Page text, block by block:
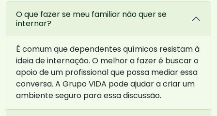
O que fazer se meu familiar não quer se
internar?
É comum que dependentes químicos resistam à
ideia de internação. O melhor a fazer é buscar o
apoio de um profissional que possa mediar essa
conversa. A Grupo ViDA pode ajudar a criar um
ambiente seguro para essa discussão.